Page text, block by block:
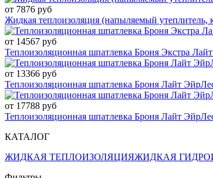
от 7876 руб
Жидкая теплоизоляция (напыляемый утеплитель,
от 14567 руб
Теплоизоляционная шпатлевка Броня Экстра
от 13366 руб
Теплоизоляционная шпатлевка Броня Лайт
от 17788 руб
Теплоизоляционная шпатлевка Броня Лайт
КАТАЛОГ
ЖИДКАЯ ТЕПЛОИЗОЛЯЦИЯЖИДКАЯ